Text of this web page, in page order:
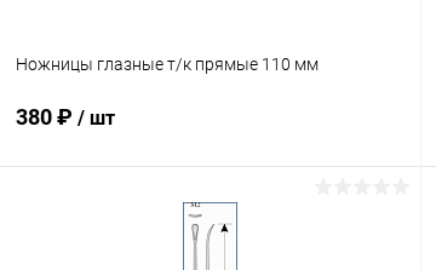
Ножницы глазные т/к прямые 110 мм
380 ₽ / шт
В корзину